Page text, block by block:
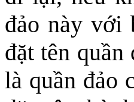
đảo này với
đặt tên
là quần đảo